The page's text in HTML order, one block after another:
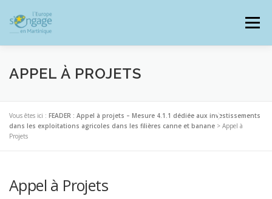
contenu
Menu
PROGRAMMES J’AI UN PROJET
APPEL À PROJETS
Vous êtes ici : FEADER : Appel à projets – Mesure 4.1.1 dédiée aux investissements
dans les exploitations agricoles dans les filières canne et banane > Appel à
Projets
Appel à Projets